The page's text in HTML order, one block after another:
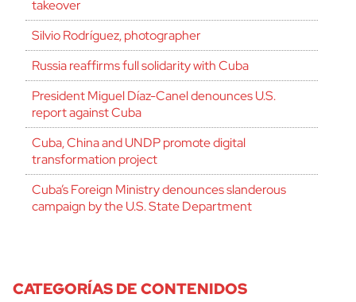
takeover
Silvio Rodríguez, photographer
Russia reaffirms full solidarity with Cuba
President Miguel Díaz-Canel denounces U.S.
report against Cuba
Cuba, China and UNDP promote digital
transformation project
Cuba’s Foreign Ministry denounces slanderous
campaign by the U.S. State Department
CATEGORÍAS DE CONTENIDOS